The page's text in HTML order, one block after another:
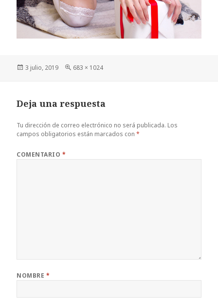
Publicado
3 julio, 2019
Tamaño
683 × 1024
Deja una respuesta
Tu dirección de correo electrónico no será publicada. Los
campos obligatorios están marcados con*
COMENTARIO *
NOMBRE *